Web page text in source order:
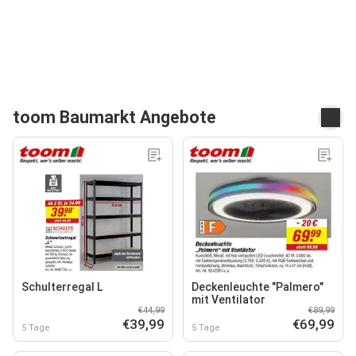
toom Baumarkt Angebote
Schulterregal L
5 Tage
€44,99
€39,99
Deckenleuchte "Palmero"
mit Ventilator
5 Tage
€89,99
€69,99